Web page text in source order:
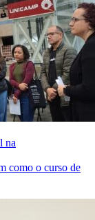
na
como o curso de